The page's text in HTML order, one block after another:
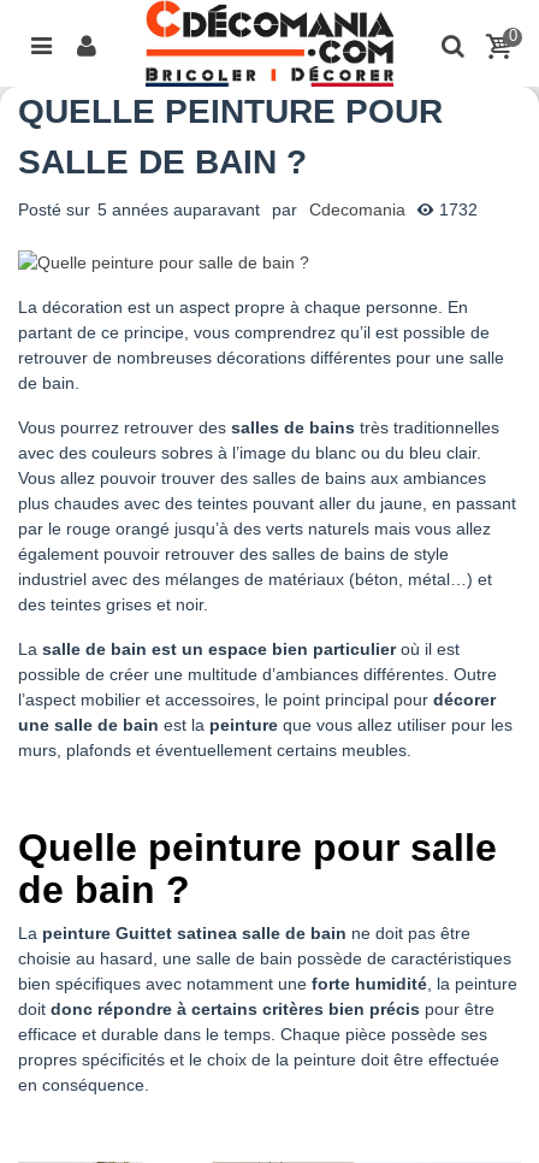
0
QUELLE PEINTURE POUR
SALLE DE BAIN ?
Posté sur 5 années auparavant par Cdecomania 1732
La décoration est un aspect propre à chaque personne. En
partant de ce principe, vous comprendrez qu’il est possible de
retrouver de nombreuses décorations différentes pour une salle
de bain.
Vous pourrez retrouver des salles de bains très traditionnelles
avec des couleurs sobres à l’image du blanc ou du bleu clair.
Vous allez pouvoir trouver des salles de bains aux ambiances
plus chaudes avec des teintes pouvant aller du jaune, en passant
par le rouge orangé jusqu’à des verts naturels mais vous allez
également pouvoir retrouver des salles de bains de style
industriel avec des mélanges de matériaux (béton, métal…) et
des teintes grises et noir.
La salle de bain est un espace bien particulieroù il est
possible de créer une multitude d’ambiances différentes. Outre
l’aspect mobilier et accessoires, le point principal pour décorer
une salle de bain est la peinture que vous allez utiliser pour les
murs, plafonds et éventuellement certains meubles.
Quelle peinture pour salle
de bain ?
La peinture Guittet satinea salle de bain ne doit pas être
choisie au hasard, une salle de bain possède de caractéristiques
bien spécifiques avec notamment une forte humidité, la peinture
doit donc répondre à certains critères bien précis pour être
efficace et durable dans le temps. Chaque pièce possède ses
propres spécificités et le choix de la peinture doit être effectuée
en conséquence.